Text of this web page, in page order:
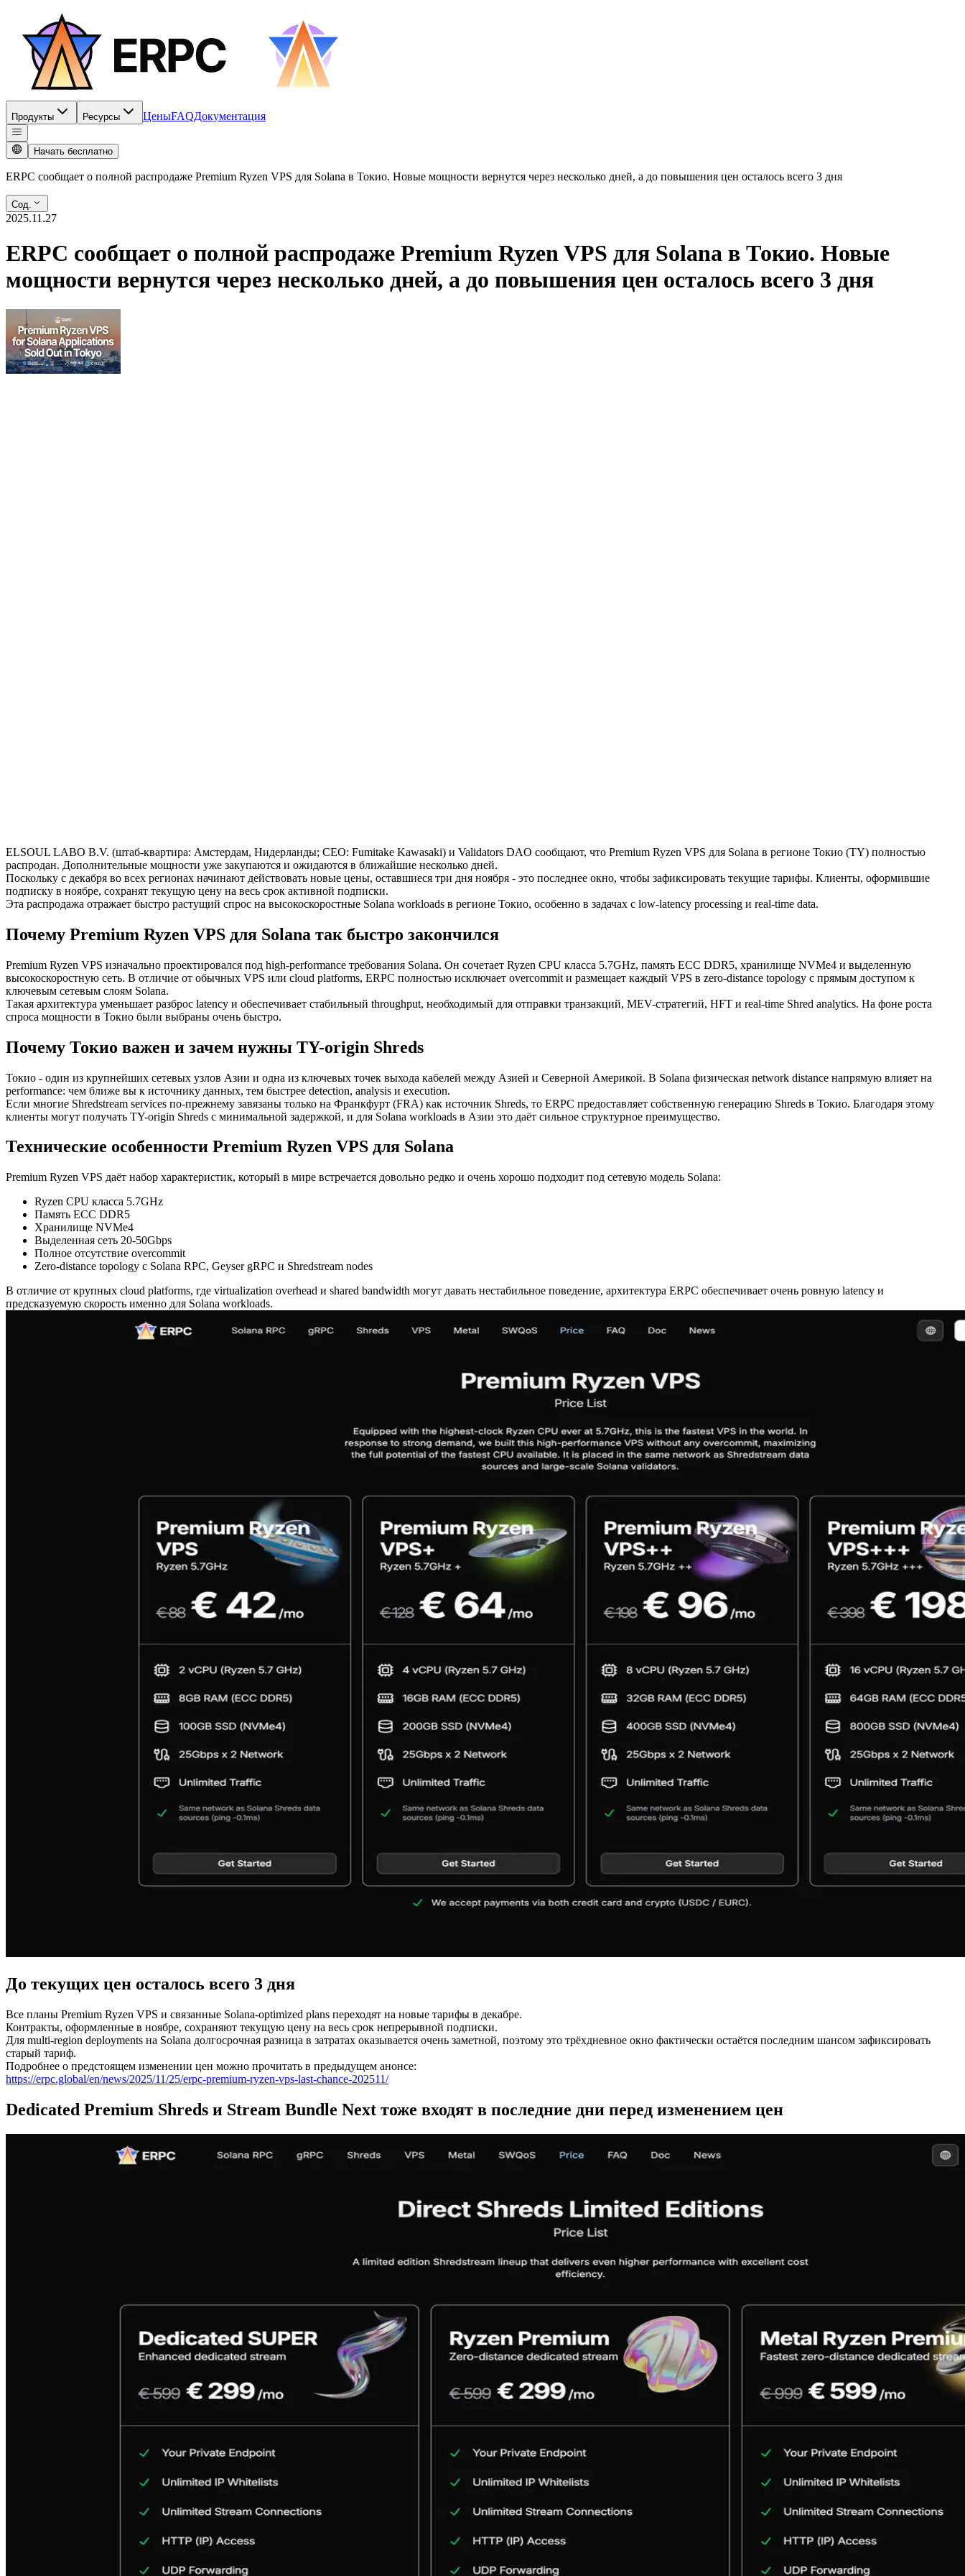
Продукты Ресурсы ЦеныFAQДокументация
Начать бесплатно
ERPC сообщает о полной распродаже Premium Ryzen VPS для Solana в Токио. Новые мощности вернутся через несколько дней, а до повышения цен осталось всего 3 дня
Сод.
2025.11.27
ERPC сообщает о полной распродаже Premium Ryzen VPS для Solana в Токио. Новые
мощности вернутся через несколько дней, а до повышения цен осталось всего 3 дня
ELSOUL LABO B.V. (штаб-квартира: Амстердам, Нидерланды; CEO: Fumitake Kawasaki) и Validators DAO сообщают, что Premium Ryzen VPS для Solana в регионе Токио (TY) полностью
распродан. Дополнительные мощности уже закупаются и ожидаются в ближайшие несколько дней.
Поскольку с декабря во всех регионах начинают действовать новые цены, оставшиеся три дня ноября - это последнее окно, чтобы зафиксировать текущие тарифы. Клиенты, оформившие
подписку в ноябре, сохранят текущую цену на весь срок активной подписки.
Эта распродажа отражает быстро растущий спрос на высокоскоростные Solana workloads в регионе Токио, особенно в задачах с low-latency processing и real-time data.
Почему Premium Ryzen VPS для Solana так быстро закончился
Premium Ryzen VPS изначально проектировался под high-performance требования Solana. Он сочетает Ryzen CPU класса 5.7GHz, память ECC DDR5, хранилище NVMe4 и выделенную
высокоскоростную сеть. В отличие от обычных VPS или cloud platforms, ERPC полностью исключает overcommit и размещает каждый VPS в zero-distance topology с прямым доступом к
ключевым сетевым слоям Solana.
Такая архитектура уменьшает разброс latency и обеспечивает стабильный throughput, необходимый для отправки транзакций, MEV-стратегий, HFT и real-time Shred analytics. На фоне роста
спроса мощности в Токио были выбраны очень быстро.
Почему Токио важен и зачем нужны TY-origin Shreds
Токио - один из крупнейших сетевых узлов Азии и одна из ключевых точек выхода кабелей между Азией и Северной Америкой. В Solana физическая network distance напрямую влияет на
performance: чем ближе вы к источнику данных, тем быстрее detection, analysis и execution.
Если многие Shredstream services по-прежнему завязаны только на Франкфурт (FRA) как источник Shreds, то ERPC предоставляет собственную генерацию Shreds в Токио. Благодаря этому
клиенты могут получать TY-origin Shreds с минимальной задержкой, и для Solana workloads в Азии это даёт сильное структурное преимущество.
Технические особенности Premium Ryzen VPS для Solana
Premium Ryzen VPS даёт набор характеристик, который в мире встречается довольно редко и очень хорошо подходит под сетевую модель Solana:
Ryzen CPU класса 5.7GHz
Память ECC DDR5
Хранилище NVMe4
Выделенная сеть 20-50Gbps
Полное отсутствие overcommit
Zero-distance topology с Solana RPC, Geyser gRPC и Shredstream nodes
В отличие от крупных cloud platforms, где virtualization overhead и shared bandwidth могут давать нестабильное поведение, архитектура ERPC обеспечивает очень ровную latency и
предсказуемую скорость именно для Solana workloads.
До текущих цен осталось всего 3 дня
Все планы Premium Ryzen VPS и связанные Solana-optimized plans переходят на новые тарифы в декабре.
Контракты, оформленные в ноябре, сохраняют текущую цену на весь срок непрерывной подписки.
Для multi-region deployments на Solana долгосрочная разница в затратах оказывается очень заметной, поэтому это трёхдневное окно фактически остаётся последним шансом зафиксировать
старый тариф.
Подробнее о предстоящем изменении цен можно прочитать в предыдущем анонсе:
https://erpc.global/en/news/2025/11/25/erpc-premium-ryzen-vps-last-chance-202511/
Dedicated Premium Shreds и Stream Bundle Next тоже входят в последние дни перед изменением цен